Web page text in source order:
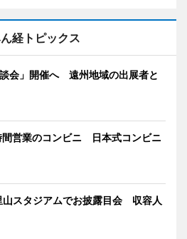
経トピックス
談会」開催へ 遠州地域の出展者と
営業のコンビニ 日本式コンビニ
山スタジアムでお披露目会 収容人